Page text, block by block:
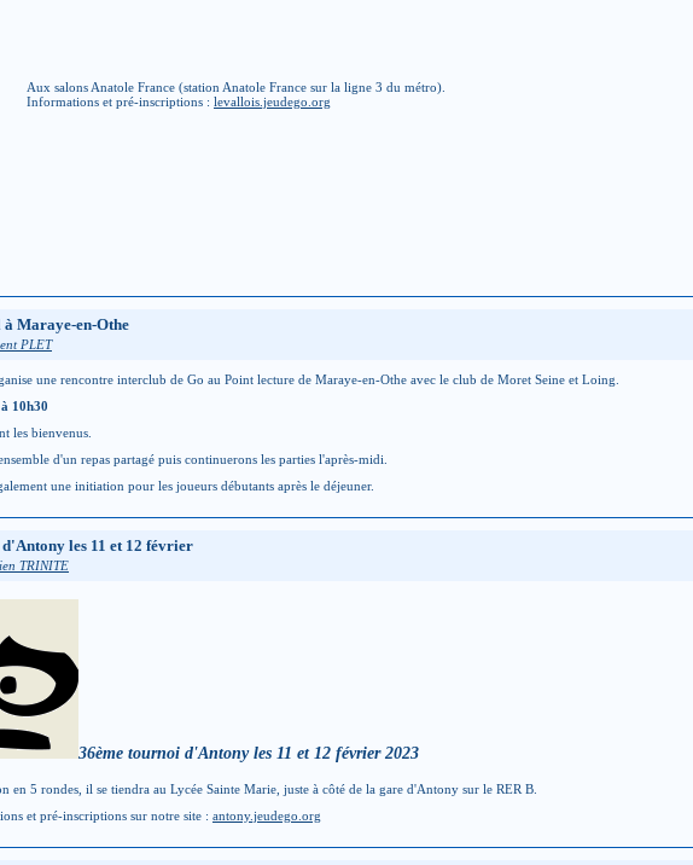
Aux salons Anatole France (station Anatole France sur la ligne 3 du métro).
Informations et pré-inscriptions : levallois.jeudego.org
Maraye-en-Othe
PLET
une rencontre interclub de Go au Point lecture de Maraye-en-Othe avec le club de Moret Seine et Loing.
à 10h30
les bienvenus.
d'un repas partagé puis continuerons les parties l'après-midi.
une initiation pour les joueurs débutants après le déjeuner.
les 11 et 12 février
TRINITE
36ème tournoi d'Antony les 11 et 12 février 2023
en 5 rondes, il se tiendra au Lycée Sainte Marie, juste à côté de la gare d'Antony sur le RER B.
et pré-inscriptions sur notre site : antony.jeudego.org